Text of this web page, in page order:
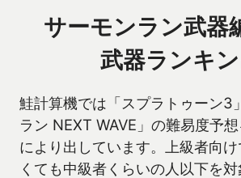
サーモンラン武器
武器ランキ
鮭計算機では「スプラトゥーン3
ラン NEXT WAVE」の難易度予
により出しています。上級者向
くても中級者くらいの人以下を